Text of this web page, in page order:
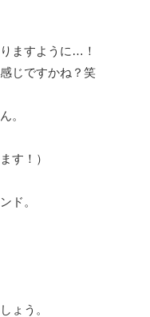
ますように…！
じですかね？笑
。
す！）
ド。
ょう。